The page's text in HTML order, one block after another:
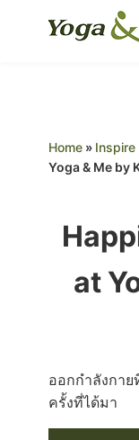
Inspire
Teacher
Portfolio
Contact Us
Home» Inspire
Yoga & Me by
at
ออกกำลังกา
ครั้งที่ได้มา